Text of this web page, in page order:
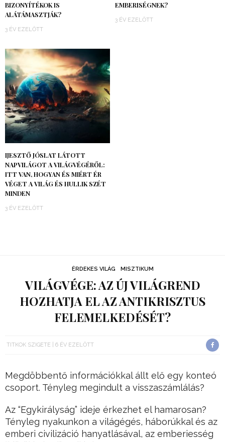
BIZONYÍTÉKOK IS
ALÁTÁMASZTJÁK?
3 ÉV EZELŐTT
EMBERISÉGNEK?
3 ÉV EZELŐTT
IJESZTŐ JÓSLAT LÁTOTT
NAPVILÁGOT A VILÁGVÉGÉRŐL:
ITT VAN, HOGYAN ÉS MIÉRT ÉR
VÉGET A VILÁG ÉS HULLIK SZÉT
MINDEN
3 ÉV EZELŐTT
ÉRDEKES VILÁG MISZTIKUM
VILÁGVÉGE: AZ ÚJ VILÁGREND
HOZHATJA EL AZ ANTIKRISZTUS
FELEMELKEDÉSÉT?
TITKOK SZIGETE 6 ÉV EZELŐTT
Megdöbbentő információkkal állt elő egy konteó
csoport. Tényleg megindult a visszaszámlálás?
Az “Egykirályság” ideje érkezhet el hamarosan?
Tényleg nyakunkon a világégés, háborúkkal és az
emberi civilizáció hanyatlásával, az emberiesség